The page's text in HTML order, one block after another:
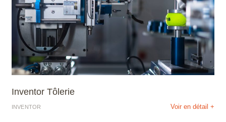
Inventor Tôlerie
INVENTOR Voir en détail +